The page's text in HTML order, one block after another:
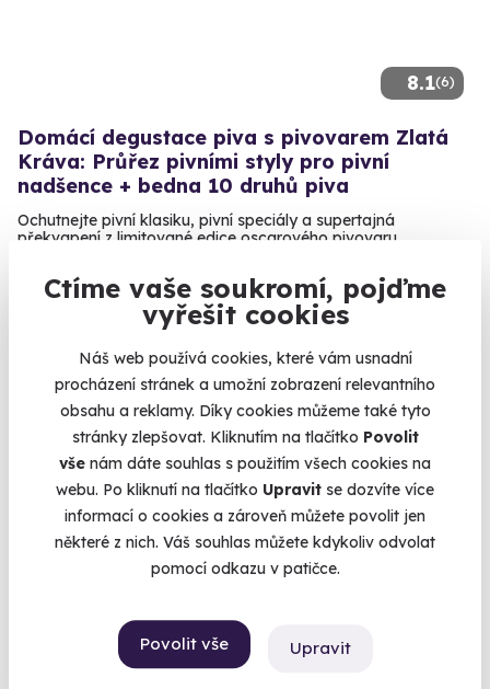
Ctíme vaše soukromí, pojďme
vyřešit cookies
Náš web používá cookies, které vám usnadní
procházení stránek a umožní zobrazení relevantního
obsahu a reklamy. Díky cookies můžeme také tyto
stránky zlepšovat. Kliknutím na tlačítko Povolit
vše nám dáte souhlas s použitím všech cookies na
webu. Po kliknutí na tlačítko Upravit se dozvíte více
informací o cookies a zároveň můžete povolit jen
některé z nich. Váš souhlas můžete kdykoliv odvolat
pomocí odkazu v patičce.
Povolit vše Upravit
8.1(6)
Domácí degustace piva s pivovarem Zlatá
Kráva: Průřez pivními styly pro pivní
nadšence + bedna 10 druhů piva
Ochutnejte pivní klasiku, pivní speciály a supertajná
překvapení z limitované edice oscarového pivovaru.
U vás doma
Exkluzivně u Zážitky.cz
Zážitek na doma
Domácí degustace piva s pivovarem Zlatá